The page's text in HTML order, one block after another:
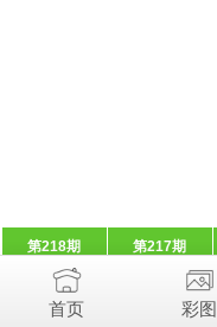
第218期 第217期
首页 彩图